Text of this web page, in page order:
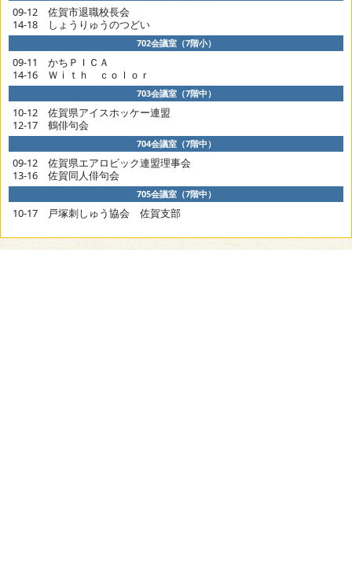
09-12 佐賀市退職校長会
14-18 しょうりゅうのつどい
702会議室（7階小）
09-11 かちＰＩＣＡ
14-16 Ｗｉｔｈ ｃｏｌｏｒ
703会議室（7階中）
10-12 佐賀県アイスホッケー連盟
12-17 鶴俳句会
704会議室（7階中）
09-12 佐賀県エアロビック連盟理事会
13-16 佐賀同人俳句会
705会議室（7階中）
10-17 戸塚刺しゅう協会 佐賀支部